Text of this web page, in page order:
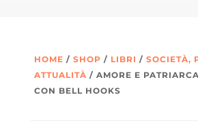
HOME / SHOP / LIBRI / SOCIETÀ,
ATTUALITÀ / AMORE E
CON BELL HOOKS